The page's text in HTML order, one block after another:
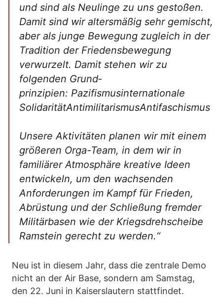
und sind als Neulinge zu uns gestoßen.
Damit sind wir altersmäßig sehr gemischt,
aber als junge Bewegung zugleich in der
Tradition der Friedensbewegung
verwurzelt. Damit stehen wir zu
folgenden Grund­
prinzipien: Pazifismusinternationale
SolidaritätAntimilitarismusAntifaschismus
Unsere Aktivitäten planen wir mit einem
größeren Orga-Team, in dem wir in
familiärer Atmosphäre kreative Ideen
entwickeln, um den wachsenden
Anforderungen im Kampf für Frieden,
Abrüstung und der Schließung fremder
Militärbasen wie der Kriegsdrehscheibe
Ramstein gerecht zu werden.“
Neu ist in diesem Jahr, dass die zentrale Demo
nicht an der Air Base, sondern am Samstag,
den 22. Juni in Kaiserslautern stattfindet.